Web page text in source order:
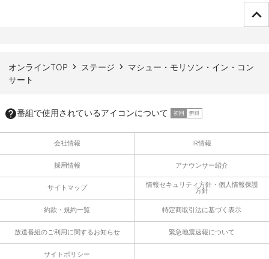
オンラインTOP ステージ
マシュー・モリソン・イン・コン
サート
番組で使用されているアイコンについて
会社情報 IR情報
採用情報 アナウンサー紹介
サイトマップ 情報セキュリティ方針・個人情報保護
方針
約款・規約一覧 特定商取引法に基づく表示
放送番組のご利用に関するお知らせ 緊急地震速報について
サイトポリシー